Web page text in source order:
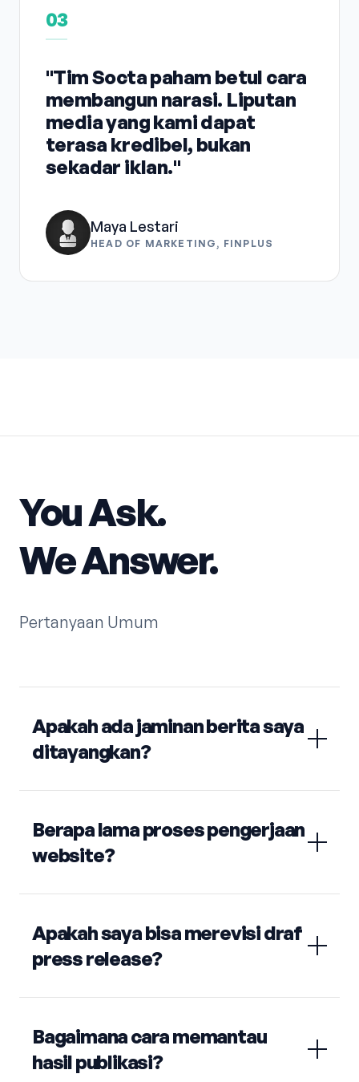
03
"Tim Socta paham betul cara
membangun narasi. Liputan
media yang kami dapat
terasa kredibel, bukan
sekadar iklan."
Maya Lestari
HEAD OF MARKETING, FINPLUS
You Ask.
We Answer.
Pertanyaan Umum
Apakah ada jaminan berita saya
ditayangkan?
Berapa lama proses pengerjaan
website?
Apakah saya bisa merevisi draf
press release?
Bagaimana cara memantau
hasil publikasi?